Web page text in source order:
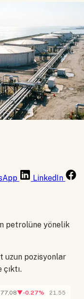
LinkedIn
petrolüne yönelik
uzun pozisyonlar
77,08▼-0.27% 21.55